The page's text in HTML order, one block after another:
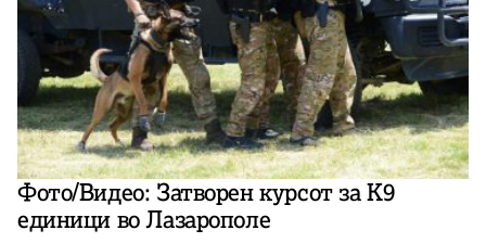
Фото/Видео: Затворен курсот за К9
единици во Лазарополе